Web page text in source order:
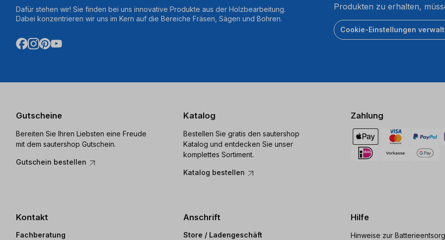
Dafür stehen wir! Sie finden bei uns innovative Produkte aus der Holzbearbeitung.
Dabei konzentrieren wir uns im Kern auf die Bereiche Fräsen, Sägen und Bohren.
Produkten zu erhalten,
Cookie-Einstellungen
Gutscheine
Bereiten Sie Ihren Liebsten eine Freude
mit dem sautershop Gutschein.
Gutschein bestellen
Katalog
Bestellen Sie gratis den sautershop
Katalog und entdecken Sie unser
komplettes Sortiment.
Katalog bestellen
Zahlung
Kontakt
Fachberatung
Anschrift
Store / Ladengeschäft
Hilfe
Hinweise zur